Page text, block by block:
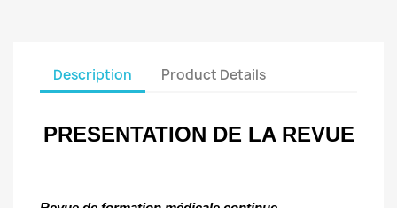
Description Product Details
PRESENTATION DE LA REVUE